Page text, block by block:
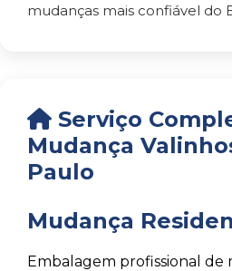
mudanças mais confiável do
Serviço
Mudança
Paulo
Mudança
Embalagem profissional de